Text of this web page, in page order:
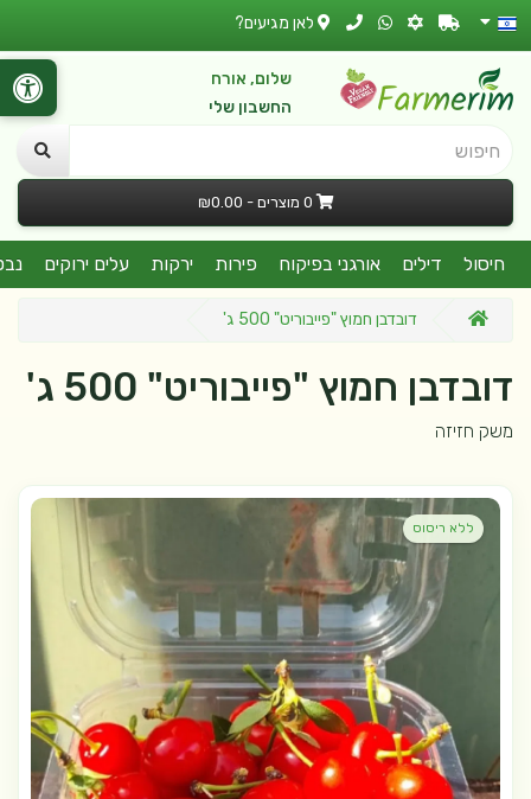
לאן מגיעים?
שלום, אורח
החשבון שלי
חיפוש
0 מוצרים - ₪0.00
חיסול דילים אורגני בפיקוח פירות ירקות עלים ירוקים
דובדבן חמוץ "פייבוריט" 500 ג'
דובדבן חמוץ "פייבוריט" 500 ג'
משק חזיזה
ללא ריסוס